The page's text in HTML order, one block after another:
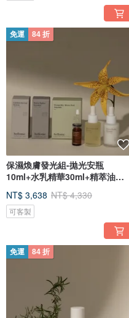
免運 84 折
保濕煥膚發光組-拋光安瓶
10ml+水乳精華30ml+精萃油
NT$ 3,638 NT$ 4,330
可客製
免運 84 折